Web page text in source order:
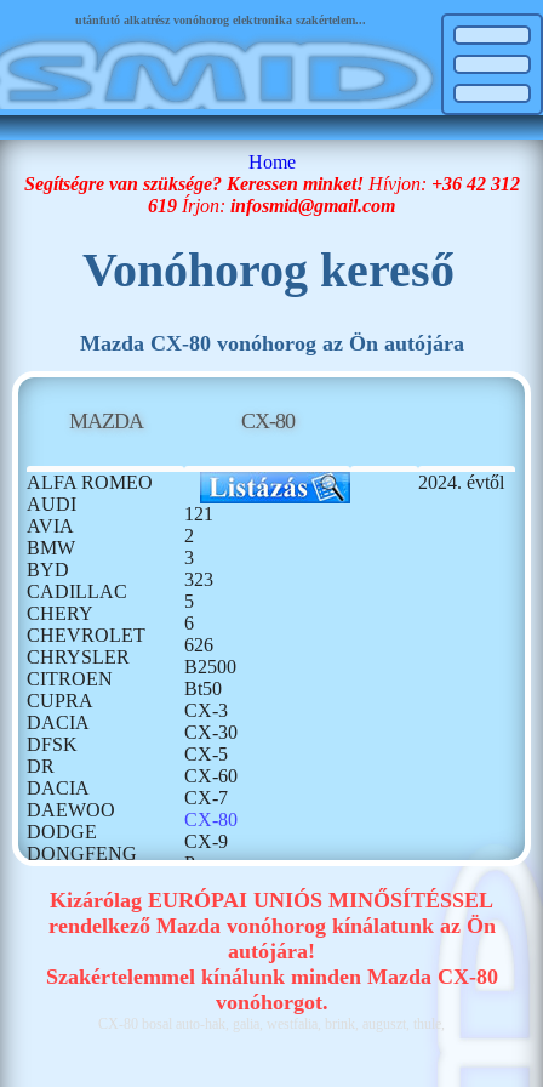
utánfutó alkatrész vonóhorog elektronika szakértelem...
Home
Segítségre van szüksége? Keressen minket! Hívjon: +36 42 312
619 Írjon: infosmid@gmail.com
Vonóhorog kereső
Mazda CX-80 vonóhorog az Ön autójára
MAZDA CX-80
ALFA ROMEO
AUDI
AVIA
BMW
BYD
CADILLAC
CHERY
CHEVROLET
CHRYSLER
CITROEN
CUPRA
DACIA
DFSK
DR
DACIA
DAEWOO
DODGE
DONGFENG
FORD
GONOW
HUMMER
121
2
3
323
5
6
626
B2500
Bt50
CX-3
CX-30
CX-5
CX-60
CX-7
CX-80
CX-9
Premacy
Tribute
2024. évtől
Kizárólag EURÓPAI UNIÓS MINŐSÍTÉSSEL
rendelkező Mazda vonóhorog kínálatunk az Ön
autójára!
Szakértelemmel kínálunk minden Mazda CX-80
vonóhorgot.
CX-80 bosal auto-hak, galia, westfalia, brink, auguszt, thule,